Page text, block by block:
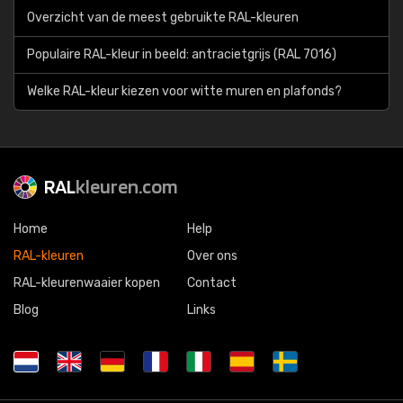
Overzicht van de meest gebruikte RAL-kleuren
Populaire RAL-kleur in beeld: antracietgrijs (RAL 7016)
Welke RAL-kleur kiezen voor witte muren en plafonds?
RALkleuren.com
Home
RAL-kleuren
RAL-kleurenwaaier kopen
Blog
Help
Over ons
Contact
Links